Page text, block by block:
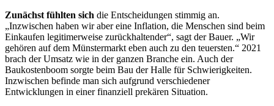
Zunächst fühlten sich die Entscheidungen stimmig an.
„Inzwischen haben wir aber eine Inflation, die Menschen sind beim
Einkaufen legitimerweise zurückhaltender“, sagt der Bauer. „Wir
gehören auf dem Münstermarkt eben auch zu den teuersten.“ 2021
brach der Umsatz wie in der ganzen Branche ein. Auch der
Baukostenboom sorgte beim Bau der Halle für Schwierigkeiten.
Inzwischen befinde man sich aufgrund verschiedener
Entwicklungen in einer finanziell prekären Situation.